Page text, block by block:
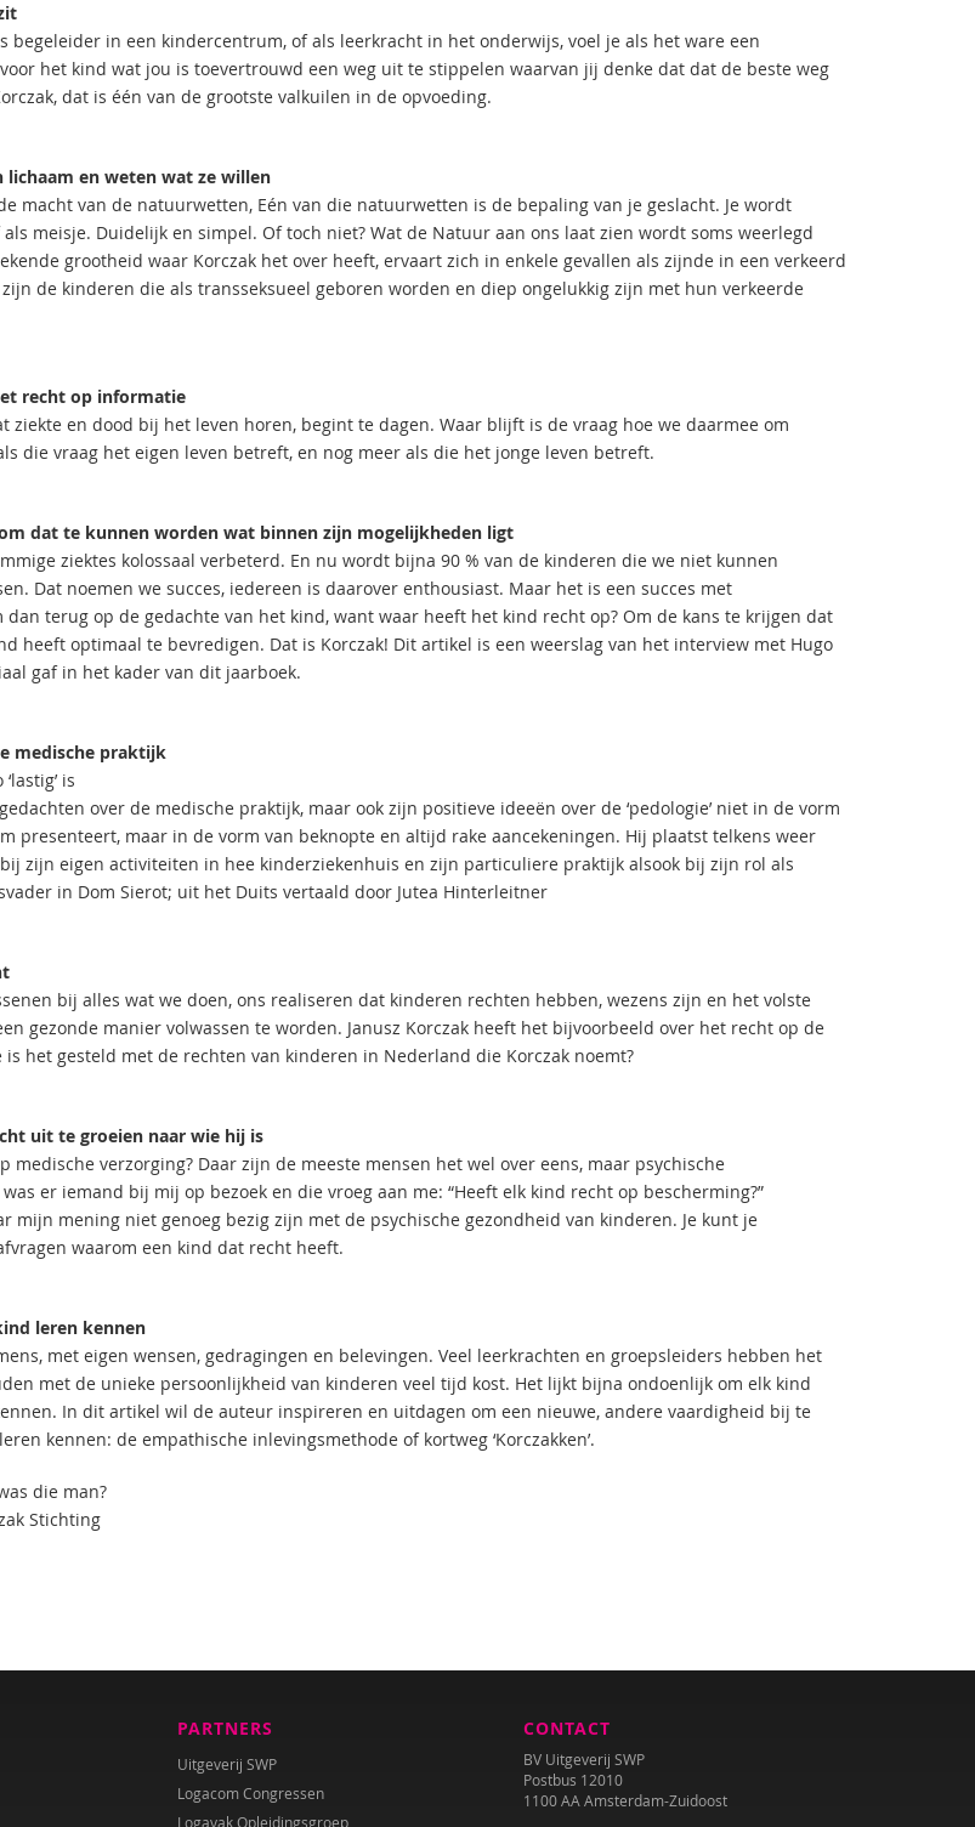
begeleider in een kindercentrum, of als leerkracht in het onderwijs, voel je als het ware een
het kind wat jou is toevertrouwd een weg uit te stippelen waarvan jij denke dat dat de beste weg
dat is één van de grootste valkuilen in de opvoeding.
lichaam en weten wat ze willen
macht van de natuurwetten, Eén van die natuurwetten is de bepaling van je geslacht. Je wordt
meisje. Duidelijk en simpel. Of toch niet? Wat de Natuur aan ons laat zien wordt soms weerlegd
grootheid waar Korczak het over heeft, ervaart zich in enkele gevallen als zijnde in een verkeerd
de kinderen die als transseksueel geboren worden en diep ongelukkig zijn met hun verkeerde
recht op informatie
ziekte en dood bij het leven horen, begint te dagen. Waar blijft is de vraag hoe we daarmee om
die vraag het eigen leven betreft, en nog meer als die het jonge leven betreft.
dat te kunnen worden wat binnen zijn mogelijkheden ligt
ziektes kolossaal verbeterd. En nu wordt bijna 90 % van de kinderen die we niet kunnen
Dat noemen we succes, iedereen is daarover enthousiast. Maar het is een succes met
dan terug op de gedachte van het kind, want waar heeft het kind recht op? Om de kans te krijgen dat
heeft optimaal te bevredigen. Dat is Korczak! Dit artikel is een weerslag van het interview met Hugo
gaf in het kader van dit jaarboek.
medische praktijk
is
over de medische praktijk, maar ook zijn positieve ideeën over de ‘pedologie’ niet in de vorm
presenteert, maar in de vorm van beknopte en altijd rake aancekeningen. Hij plaatst telkens weer
zijn eigen activiteiten in hee kinderziekenhuis en zijn particuliere praktijk alsook bij zijn rol als
in Dom Sierot; uit het Duits vertaald door Jutea Hinterleitner
bij alles wat we doen, ons realiseren dat kinderen rechten hebben, wezens zijn en het volste
gezonde manier volwassen te worden. Janusz Korczak heeft het bijvoorbeeld over het recht op de
is het gesteld met de rechten van kinderen in Nederland die Korczak noemt?
uit te groeien naar wie hij is
medische verzorging? Daar zijn de meeste mensen het wel over eens, maar psychische
er iemand bij mij op bezoek en die vroeg aan me: “Heeft elk kind recht op bescherming?”
mijn mening niet genoeg bezig zijn met de psychische gezondheid van kinderen. Je kunt je
waarom een kind dat recht heeft.
leren kennen
met eigen wensen, gedragingen en belevingen. Veel leerkrachten en groepsleiders hebben het
met de unieke persoonlijkheid van kinderen veel tijd kost. Het lijkt bijna ondoenlijk om elk kind
In dit artikel wil de auteur inspireren en uitdagen om een nieuwe, andere vaardigheid bij te
kennen: de empathische inlevingsmethode of kortweg ‘Korczakken’.
die man?
Stichting
PARTNERS
Uitgeverij SWP
Logacom Congressen
Logavak Opleidingsgroep
CONTACT
BV Uitgeverij SWP
Postbus 12010
1100 AA Amsterdam-Zuidoost